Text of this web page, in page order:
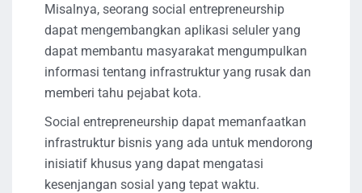
Misalnya, seorang social entrepreneurship
dapat mengembangkan aplikasi seluler yang
dapat membantu masyarakat mengumpulkan
informasi tentang infrastruktur yang rusak dan
memberi tahu pejabat kota.
Social entrepreneurship dapat memanfaatkan
infrastruktur bisnis yang ada untuk mendorong
inisiatif khusus yang dapat mengatasi
kesenjangan sosial yang tepat waktu.